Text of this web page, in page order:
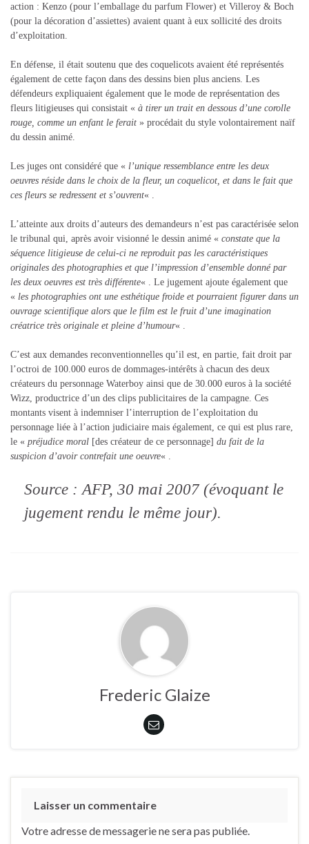
action : Kenzo (pour l’emballage du parfum Flower) et Villeroy & Boch
(pour la décoration d’assiettes) avaient quant à eux sollicité des droits
d’exploitation.
En défense, il était soutenu que des coquelicots avaient été représentés
également de cette façon dans des dessins bien plus anciens. Les
défendeurs expliquaient également que le mode de représentation des
fleurs litigieuses qui consistait « à tirer un trait en dessous d’une corolle
rouge, comme un enfant le ferait » procédait du style volontairement naïf
du dessin animé.
Les juges ont considéré que « l’unique ressemblance entre les deux
oeuvres réside dans le choix de la fleur, un coquelicot, et dans le fait que
ces fleurs se redressent et s’ouvrent« .
L’atteinte aux droits d’auteurs des demandeurs n’est pas caractérisée selon
le tribunal qui, après avoir visionné le dessin animé « constate que la
séquence litigieuse de celui-ci ne reproduit pas les caractéristiques
originales des photographies et que l’impression d’ensemble donné par
les deux oeuvres est très différente« . Le jugement ajoute également que
« les photographies ont une esthétique froide et pourraient figurer dans un
ouvrage scientifique alors que le film est le fruit d’une imagination
créatrice très originale et pleine d’humour« .
C’est aux demandes reconventionnelles qu’il est, en partie, fait droit par
l’octroi de 100.000 euros de dommages-intérêts à chacun des deux
créateurs du personnage Waterboy ainsi que de 30.000 euros à la société
Wizz, productrice d’un des clips publicitaires de la campagne. Ces
montants visent à indemniser l’interruption de l’exploitation du
personnage liée à l’action judiciaire mais également, ce qui est plus rare,
le « préjudice moral [des créateur de ce personnage] du fait de la
suspicion d’avoir contrefait une oeuvre« .
Source : AFP, 30 mai 2007 (évoquant le
jugement rendu le même jour).
Frederic Glaize
Laisser un commentaire
Votre adresse de messagerie ne sera pas publiée.